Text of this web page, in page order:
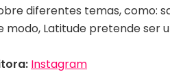
diferentes temas, como:
modo, Latitude pretende ser
Instagram